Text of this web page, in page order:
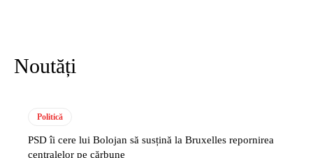
Noutăți
Politică
PSD îi cere lui Bolojan să susțină la Bruxelles repornirea
centralelor pe cărbune